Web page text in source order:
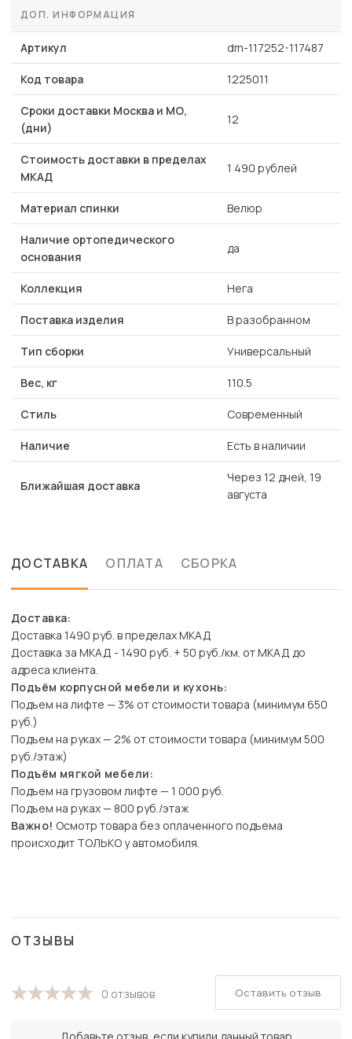
ДОП. ИНФОРМАЦИЯ
Артикул dm-117252-117487
Код товара 1225011
Сроки доставки Москва и МО,
(дни)
12
Стоимость доставки в пределах
МКАД
1 490 рублей
Материал спинки Велюр
Наличие ортопедического
основания
да
Коллекция Нега
Поставка изделия В разобранном
Тип сборки Универсальный
Вес, кг 110.5
Стиль Современный
Наличие Есть в наличии
Ближайшая доставка
Через 12 дней, 19
августа
ДОСТАВКА ОПЛАТА СБОРКА
Доставка:
Доставка 1490 руб. в пределах МКАД
Доставка за МКАД - 1490 руб. + 50 руб./км. от МКАД до
адреса клиента.
Подъём корпусной мебели и кухонь:
Подъем на лифте — 3% от стоимости товара (минимум 650
руб.)
Подъем на руках — 2% от стоимости товара (минимум 500
руб./этаж)
Подъём мягкой мебели:
Подъем на грузовом лифте — 1 000 руб.
Подъем на руках — 800 руб./этаж
Важно! Осмотр товара без оплаченного подъема
происходит ТОЛЬКО у автомобиля.
ОТЗЫВЫ
0 отзывов Оставить отзыв